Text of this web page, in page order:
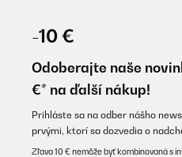
-10 €
Odoberajte naše
€* na ďalší nákup!
Prihláste sa na odber nášho
prvými, ktorí sa dozvedia o
Zľava 10 € nemôže byť kombinovaná s